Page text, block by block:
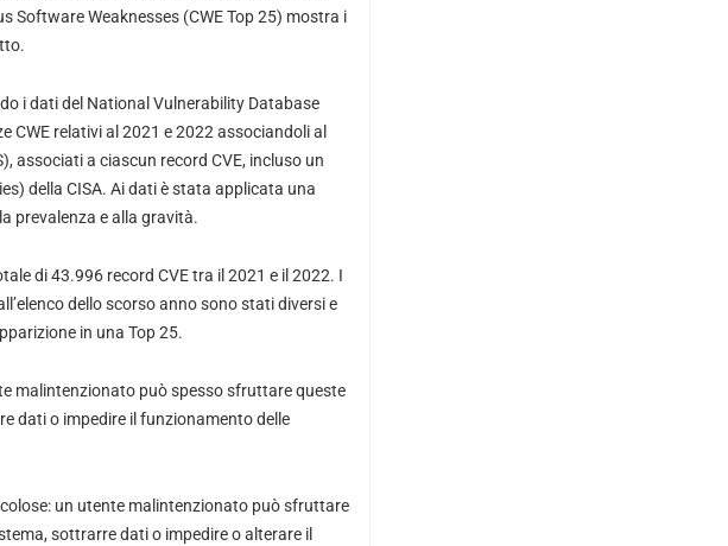
Software Weaknesses (CWE Top 25) mostra i
i dati del National Vulnerability Database
CWE relativi al 2021 e 2022 associandoli al
associati a ciascun record CVE, incluso un
della CISA. Ai dati è stata applicata una
prevalenza e alla gravità.
di 43.996 record CVE tra il 2021 e il 2022. I
dello scorso anno sono stati diversi e
in una Top 25.
malintenzionato può spesso sfruttare queste
dati o impedire il funzionamento delle
un utente malintenzionato può sfruttare
sottrarre dati o impedire o alterare il